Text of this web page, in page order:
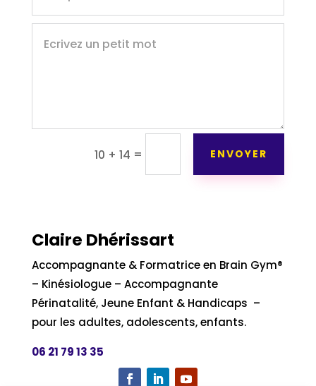
10 + 14 = ENVOYER
Claire Dhérissart
Accompagnante & Formatrice en Brain Gym®
– Kinésiologue – Accompagnante
Périnatalité, Jeune Enfant & Handicaps –
pour les adultes, adolescents, enfants.
06 21 79 13 35